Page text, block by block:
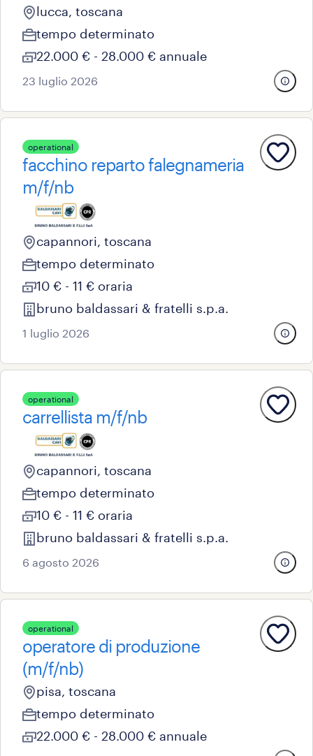
lucca, toscana
tempo determinato
22.000 € - 28.000 € annuale
23 luglio 2026
operational
facchino reparto falegnameria
m/f/nb
capannori, toscana
tempo determinato
10 € - 11 € oraria
bruno baldassari & fratelli s.p.a.
1 luglio 2026
operational
carrellista m/f/nb
capannori, toscana
tempo determinato
10 € - 11 € oraria
bruno baldassari & fratelli s.p.a.
6 agosto 2026
operational
operatore di produzione
(m/f/nb)
pisa, toscana
tempo determinato
22.000 € - 28.000 € annuale